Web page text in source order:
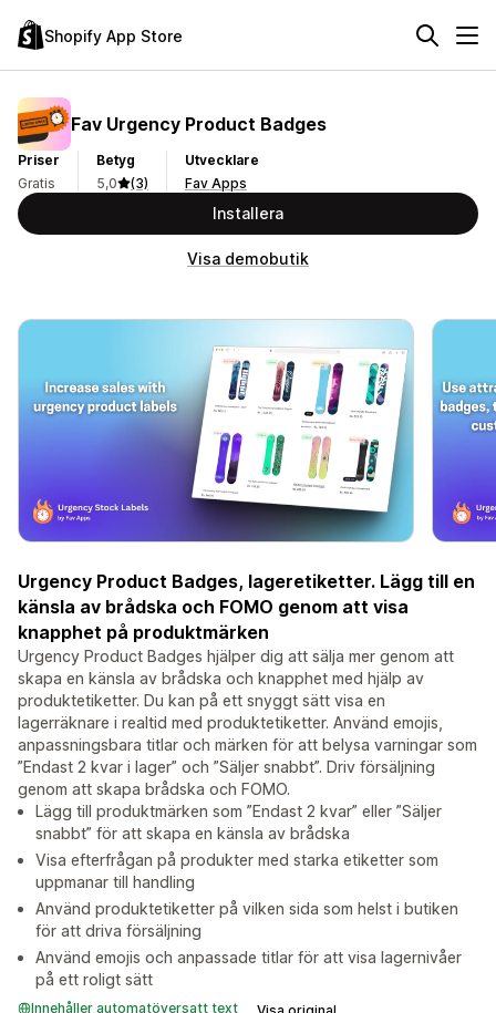
Shopify App Store
Fav Urgency Product Badges
Priser
Gratis
Betyg
5,0
(3)
Utvecklare
Fav Apps
Installera
Visa demobutik
Urgency Product Badges, lageretiketter. Lägg till en
känsla av brådska och FOMO genom att visa
knapphet på produktmärken
Urgency Product Badges hjälper dig att sälja mer genom att
skapa en känsla av brådska och knapphet med hjälp av
produktetiketter. Du kan på ett snyggt sätt visa en
lagerräknare i realtid med produktetiketter. Använd emojis,
anpassningsbara titlar och märken för att belysa varningar som
”Endast 2 kvar i lager” och ”Säljer snabbt”. Driv försäljning
genom att skapa brådska och FOMO.
Lägg till produktmärken som ”Endast 2 kvar” eller ”Säljer
snabbt” för att skapa en känsla av brådska
Visa efterfrågan på produkter med starka etiketter som
uppmanar till handling
Använd produktetiketter på vilken sida som helst i butiken
för att driva försäljning
Använd emojis och anpassade titlar för att visa lagernivåer
på ett roligt sätt
Innehåller automatöversatt text